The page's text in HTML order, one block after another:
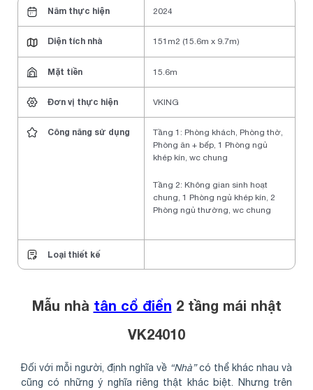
Năm thực hiện 2024
Diện tích nhà 151m2 (15.6m x 9.7m)
Mặt tiền 15.6m
Đơn vị thực hiện VKING
Công năng sử dụng
Tầng 1: Phòng khách, Phòng thờ,
Phòng ăn + bếp, 1 Phòng ngủ
khép kín, wc chung
Tầng 2: Không gian sinh hoạt
chung, 1 Phòng ngủ khép kín, 2
Phòng ngủ thường, wc chung
Loại thiết kế
Mẫu nhà tân cổ điển 2 tầng mái nhật
VK24010
Đối với mỗi người, định nghĩa về “Nhà”có thể khác nhau và
cũng có những ý nghĩa riêng thật khác biệt. Nhưng trên